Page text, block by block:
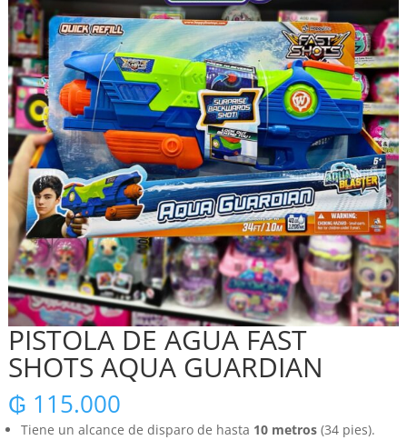
PISTOLA DE AGUA FAST
SHOTS AQUA GUARDIAN
₲ 115.000
Tiene un alcance de disparo de hasta 10 metros(34 pies).